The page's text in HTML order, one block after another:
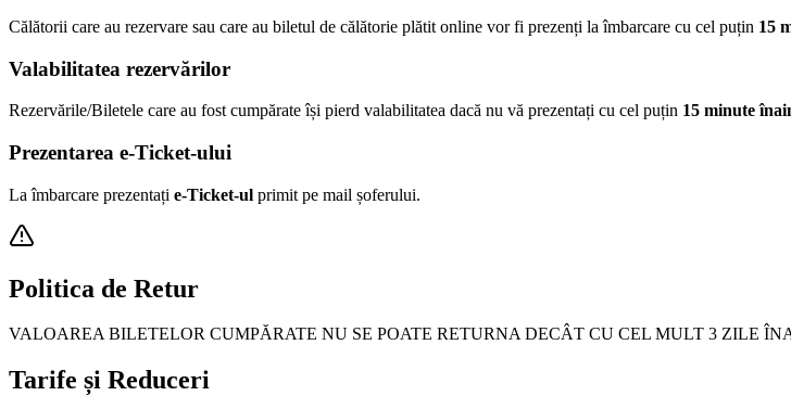
Călătorii care au rezervare sau care au biletul de călătorie plătit online vor fi prezenți la îmbarcare cu cel puțin 15
Valabilitatea rezervărilor
Rezervările/Biletele care au fost cumpărate își pierd valabilitatea dacă nu vă prezentați cu cel puțin 15 minute
Prezentarea e-Ticket-ului
La îmbarcare prezentați e-Ticket-ul primit pe mail șoferului.
Politica de Retur
VALOAREA BILETELOR CUMPĂRATE NU SE POATE RETURNA DECÂT CU CEL MULT 3 ZILE
Tarife și Reduceri